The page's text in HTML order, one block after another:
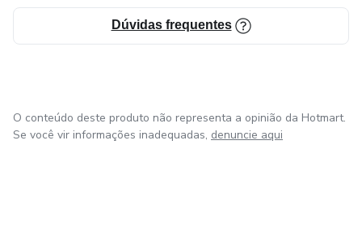
Dúvidas frequentes
O conteúdo deste produto não representa a opinião da Hotmart.
Se você vir informações inadequadas, denuncie aqui